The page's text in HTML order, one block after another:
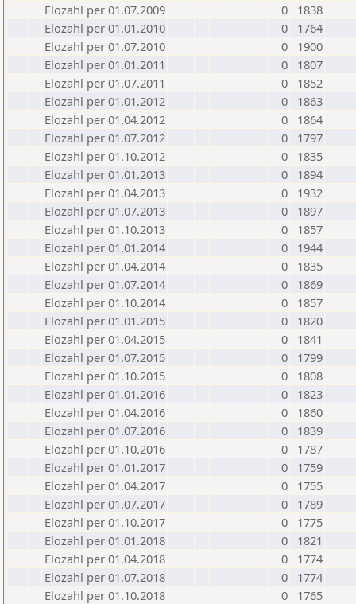
Elozahl per 01.07.2009
0
1838
Elozahl per 01.01.2010
0
1764
Elozahl per 01.07.2010
0
1900
Elozahl per 01.01.2011
0
1807
Elozahl per 01.07.2011
0
1852
Elozahl per 01.01.2012
0
1863
Elozahl per 01.04.2012
0
1864
Elozahl per 01.07.2012
0
1797
Elozahl per 01.10.2012
0
1835
Elozahl per 01.01.2013
0
1894
Elozahl per 01.04.2013
0
1932
Elozahl per 01.07.2013
0
1897
Elozahl per 01.10.2013
0
1857
Elozahl per 01.01.2014
0
1944
Elozahl per 01.04.2014
0
1835
Elozahl per 01.07.2014
0
1869
Elozahl per 01.10.2014
0
1857
Elozahl per 01.01.2015
0
1820
Elozahl per 01.04.2015
0
1841
Elozahl per 01.07.2015
0
1799
Elozahl per 01.10.2015
0
1808
Elozahl per 01.01.2016
0
1823
Elozahl per 01.04.2016
0
1860
Elozahl per 01.07.2016
0
1839
Elozahl per 01.10.2016
0
1787
Elozahl per 01.01.2017
0
1759
Elozahl per 01.04.2017
0
1755
Elozahl per 01.07.2017
0
1789
Elozahl per 01.10.2017
0
1775
Elozahl per 01.01.2018
0
1821
Elozahl per 01.04.2018
0
1774
Elozahl per 01.07.2018
0
1774
Elozahl per 01.10.2018
0
1765